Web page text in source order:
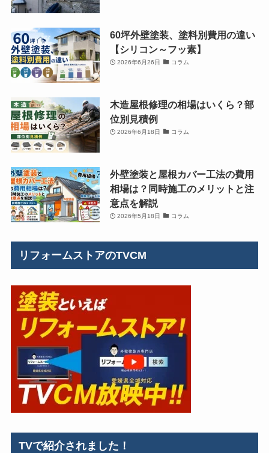
60坪外壁塗装、塗料別費用の違い
【シリコン～フッ素】
2026年6月26日 コラム
木造屋根修理の相場はいくら？部
位別見積例
2026年6月18日 コラム
外壁塗装と屋根カバー工法の費用
相場は？同時施工のメリットと注
意点を解説
2026年5月18日 コラム
リフォームストアのTVCM
TVで紹介されました！